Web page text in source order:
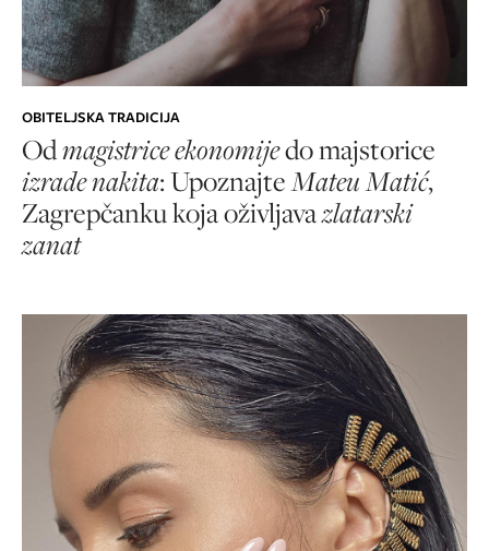
OBITELJSKA TRADICIJA
Odmagistrice ekonomijedo majstorice
izrade nakita: UpoznajteMateu Matić,
Zagrepčanku koja oživljavazlatarski
zanat